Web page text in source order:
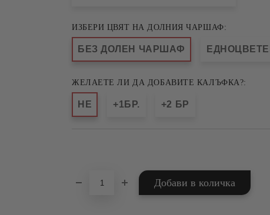
ИЗБЕРИ ЦВЯТ НА ДОЛНИЯ ЧАРШАФ:
БЕЗ ДОЛЕН ЧАРШАФ
ЖЕЛАЕТЕ ЛИ ДА ДОБАВИТЕ КАЛЪФКА?:
НЕ +1БР. +2 БР